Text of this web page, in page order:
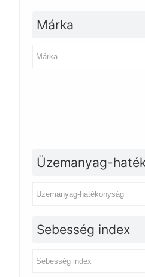
Márka
Üzemanyag-
Sebesség index